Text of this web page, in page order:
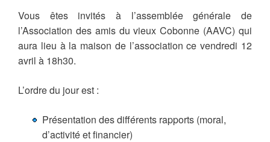
Vous êtes invités à l’assemblée générale de
l’Association des amis du vieux Cobonne (AAVC) qui
aura lieu à la maison de l’association ce vendredi 12
avril à 18h30.
L’ordre du jour est :
Présentation des différents rapports (moral,
d’activité et financier)